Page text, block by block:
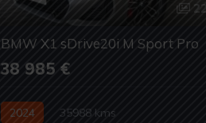
22
BMW X1 sDrive20i M Sport Pro
38 985 €
2024
35988 kms